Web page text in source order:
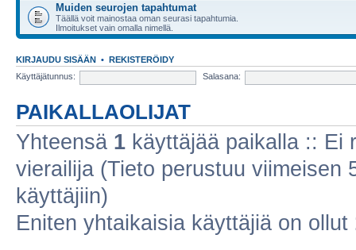
Muiden seurojen tapahtumat
Täällä voit mainostaa oman seurasi tapahtumia.
Ilmoitukset vain omalla nimellä.
KIRJAUDU SISÄÄN • REKISTERÖIDY
Käyttäjätunnus:
Salasana:
PAIKALLAOLIJAT
Yhteensä 1 käyttäjää paikalla :: Ei
vierailija (Tieto perustuu viimeisen
käyttäjiin)
Eniten yhtaikaisia käyttäjiä on ollut